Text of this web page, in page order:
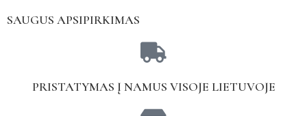
SAUGUS APSIPIRKIMAS
PRISTATYMAS Į NAMUS VISOJE LIETUVOJE